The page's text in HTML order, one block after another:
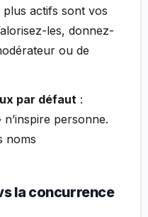
actifs sont vos
les, donnez-
ou de
par défaut :
n’inspire personne.
noms
la concurrence